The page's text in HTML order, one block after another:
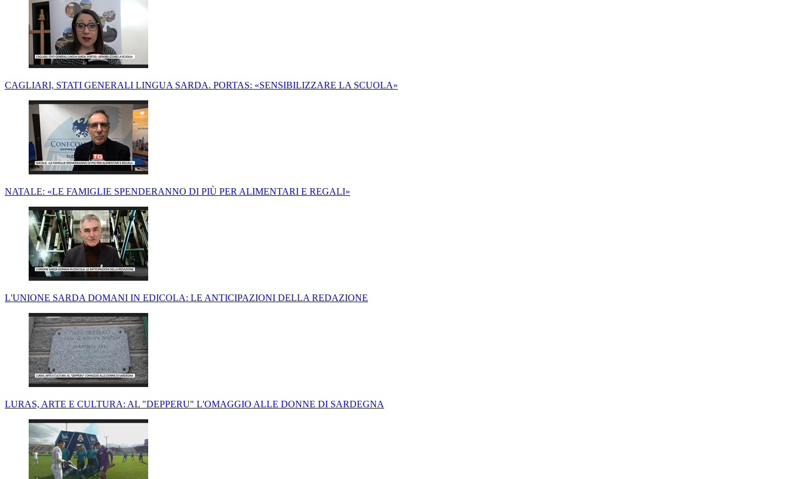
CAGLIARI, STATI GENERALI LINGUA SARDA. PORTAS: «SENSIBILIZZARE LA SCUOLA»
NATALE: «LE FAMIGLIE SPENDERANNO DI PIÙ PER ALIMENTARI E REGALI»
L'UNIONE SARDA DOMANI IN EDICOLA: LE ANTICIPAZIONI DELLA REDAZIONE
LURAS, ARTE E CULTURA: AL "DEPPERU" L'OMAGGIO ALLE DONNE DI SARDEGNA